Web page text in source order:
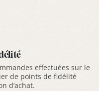
effectuées sur le
de points de fidélité
d’achat.